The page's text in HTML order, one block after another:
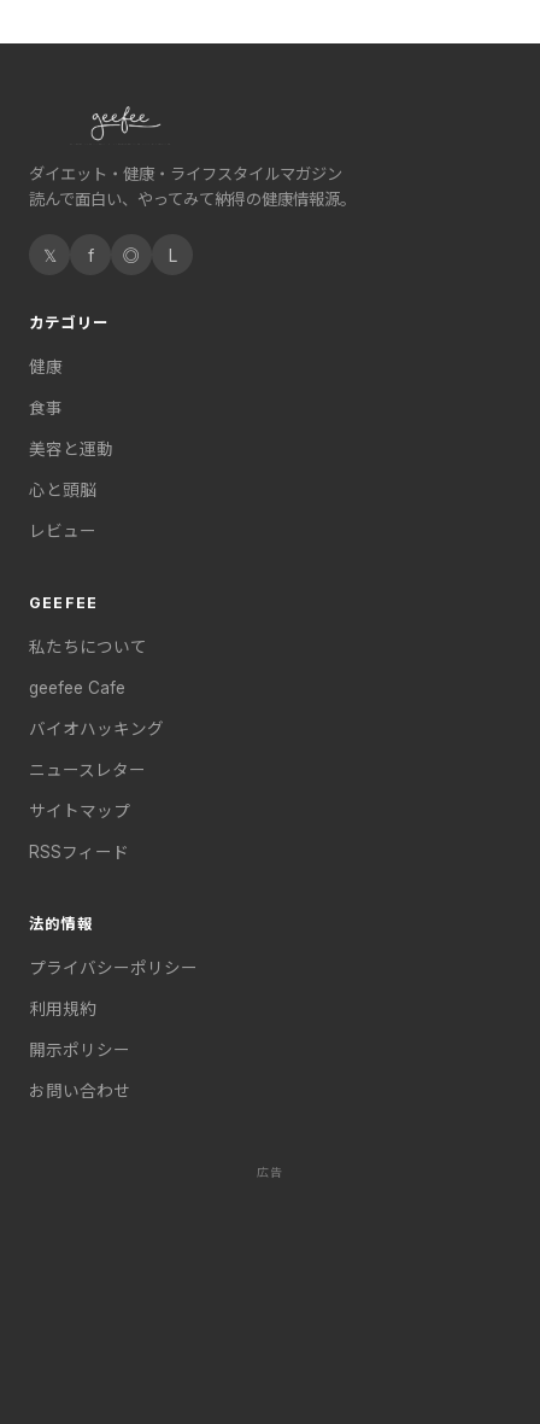
ダイエット・健康・ライフスタイルマガジン
読んで面白い、やってみて納得の健康情報源。
𝕏 f ◎ L
カテゴリー
健康
食事
美容と運動
心と頭脳
レビュー
GEEFEE
私たちについて
geefee Cafe
バイオハッキング
ニュースレター
サイトマップ
RSSフィード
法的情報
プライバシーポリシー
利用規約
開示ポリシー
お問い合わせ
広告